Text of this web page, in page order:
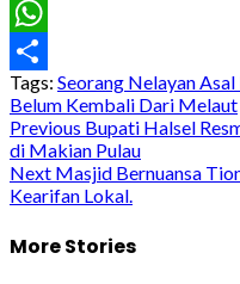
Email
WhatsApp
Share
Tags: Seorang Nelayan
Belum Kembali Dari Melaut
Post
navigation
Previous Bupati Halsel
di Makian Pulau
Next Masjid Bernuansa
Kearifan Lokal.
More Stories